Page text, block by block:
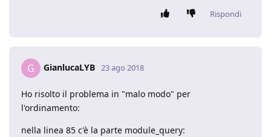
Rispondi
G GianlucaLYB 23 ago 2018
Ho risolto il problema in "malo modo" per
l'ordinamento:
nella linea 85 c'è la parte module_query: